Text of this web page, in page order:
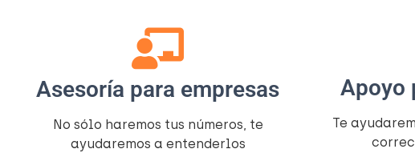
Asesoría para empresas
No sólo haremos tus números, te
ayudaremos a entenderlos​
Apoyo
Te